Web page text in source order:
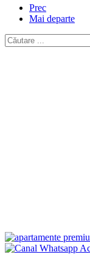
Prec
Mai departe